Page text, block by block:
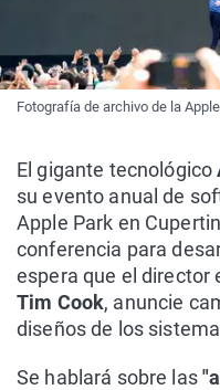
Fotografía de archivo de la
El gigante tecnológico
su evento anual de
Apple Park en
conferencia para
espera que el director
Tim Cook, anuncie
diseños de los
Se hablará sobre las